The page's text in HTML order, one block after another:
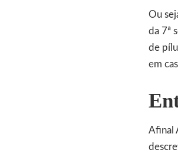
Ou
da 7ª
de
em
Afinal